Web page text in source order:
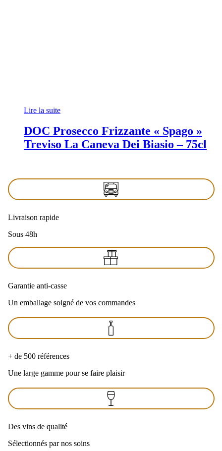
Lire la suite
DOC Prosecco Frizzante « Spago »
Treviso La Caneva Dei Biasio – 75cl
Livraison rapide
Sous 48h
Garantie anti-casse
Un emballage soigné de vos commandes
+ de 500 références
Une large gamme pour se faire plaisir
Des vins de qualité
Sélectionnés par nos soins